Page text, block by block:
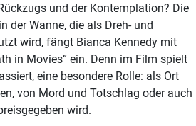
und der Kontemplation? Die
der Wanne, die als Dreh- und
wird, fängt Bianca Kennedy mit
in Movies“ ein. Denn im Film spielt
eine besondere Rolle: als Ort
von Mord und Totschlag oder auch
wird.